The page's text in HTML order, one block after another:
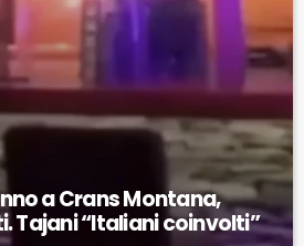
a Crans Montana,
Tajani “Italiani coinvolti”